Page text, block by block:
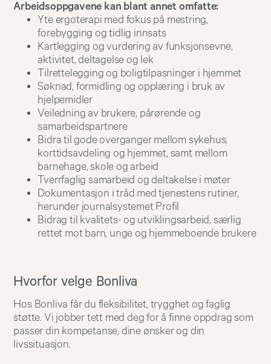
Arbeidsoppgavene kan blant annet omfatte:
Yte ergoterapi med fokus på mestring,
forebygging og tidlig innsats
Kartlegging og vurdering av funksjonsevne,
aktivitet, deltagelse og lek
Tilrettelegging og boligtilpasninger i hjemmet
Søknad, formidling og opplæring i bruk av
hjelpemidler
Veiledning av brukere, pårørende og
samarbeidspartnere
Bidra til gode overganger mellom sykehus,
korttidsavdeling og hjemmet, samt mellom
barnehage, skole og arbeid
Tverrfaglig samarbeid og deltakelse i møter
Dokumentasjon i tråd med tjenestens rutiner,
herunder journalsystemet Profil
Bidrag til kvalitets- og utviklingsarbeid, særlig
rettet mot barn, unge og hjemmeboende brukere
Hvorfor velge Bonliva
Hos Bonliva får du fleksibilitet, trygghet og faglig
støtte. Vi jobber tett med deg for å finne oppdrag som
passer din kompetanse, dine ønsker og din
livssituasjon.